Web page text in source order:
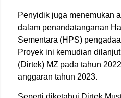
Penyidik juga menemukan
dalam penandatanganan
Sementara (HPS)
Proyek ini kemudian
(Dirtek) MZ pada tahun
anggaran tahun 2023.